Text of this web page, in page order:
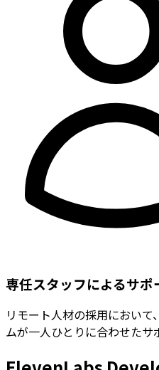
専任スタッフによるサポ
リモート人材の採用におい
ムが一人ひとりに合わせたサ